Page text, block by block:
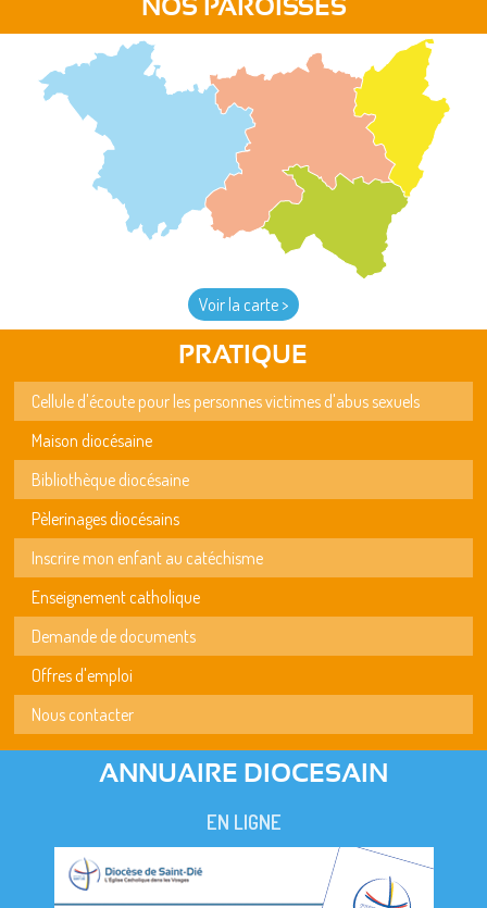
NOS PAROISSES
Voir la carte >
PRATIQUE
Cellule d'écoute pour les personnes victimes d'abus sexuels
Maison diocésaine
Bibliothèque diocésaine
Pèlerinages diocésains
Inscrire mon enfant au catéchisme
Enseignement catholique
Demande de documents
Offres d'emploi
Nous contacter
ANNUAIRE DIOCESAIN
EN LIGNE